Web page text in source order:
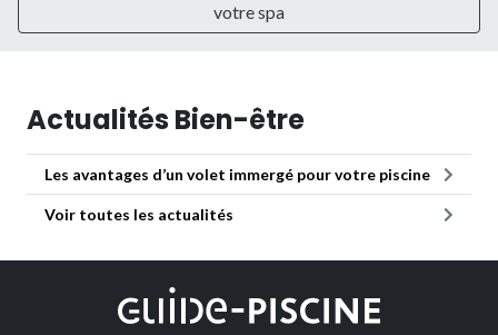
votre spa
Actualités Bien-être
Les avantages d’un volet immergé pour votre piscine
Voir toutes les actualités